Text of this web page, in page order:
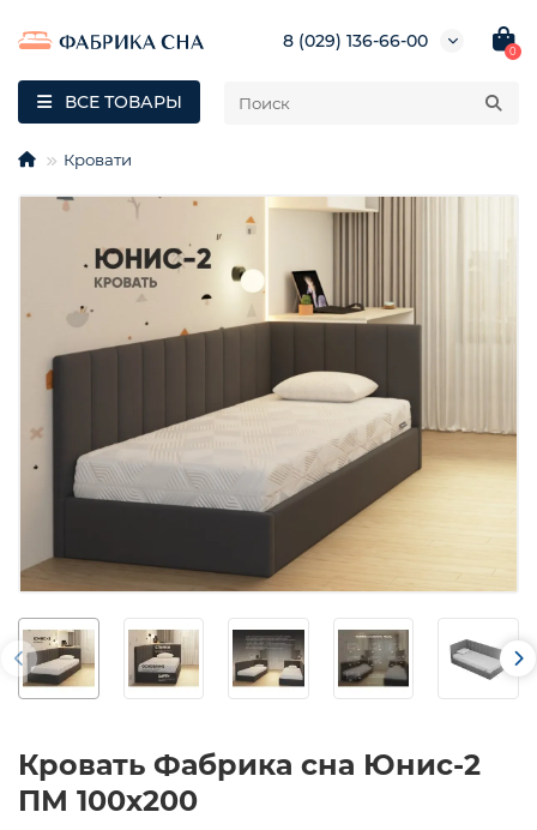
8 (029) 136-66-00
0
ВСЕ ТОВАРЫ
Кровати
Кровать Фабрика сна Юнис-2
ПМ 100х200